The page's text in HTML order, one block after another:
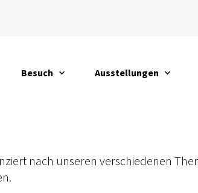
Besuch
öffnen
Ausstellungen
öffnen
nach unseren verschiedenen